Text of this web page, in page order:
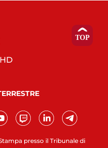
presso il Tribunale di